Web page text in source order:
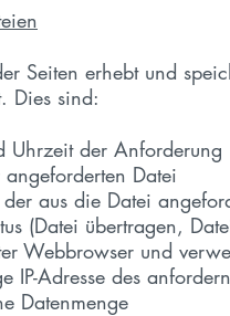
Seiten erhebt und
Dies sind:
Uhrzeit der Anforderung
Datei
aus die Datei
(Datei übertragen,
Webbrowser und
IP-Adresse des
Datenmenge